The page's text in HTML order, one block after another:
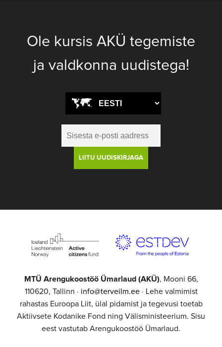
Ole kursis AKÜ tegemiste
ja valdkonna uudistega!
MTÜ Arengukoostöö Ümarlaud (AKÜ), Mooni 66,
110620, Tallinn · info@terveilm.ee· Lehe valmimist
rahastas Euroopa Liit, ülal pidamist ja tegevusi toetab
Aktiivsete Kodanike Fond ning Välisministeerium. Sisu
eest vastutab Arengukoostöö Ümarlaud.